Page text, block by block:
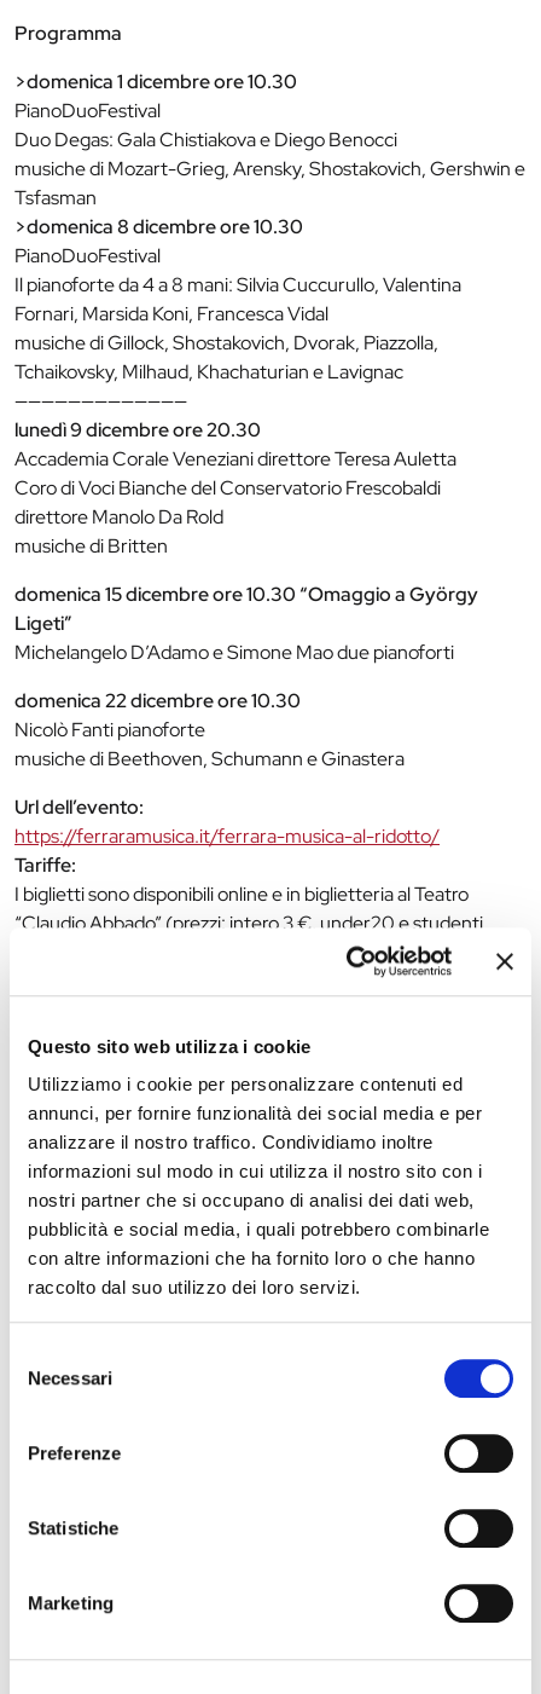
Questo sito web utilizza i cookie
Utilizziamo i cookie per personalizzare contenuti ed
annunci, per fornire funzionalità dei social media e per
analizzare il nostro traffico. Condividiamo inoltre
informazioni sul modo in cui utilizza il nostro sito con i
nostri partner che si occupano di analisi dei dati web,
pubblicità e social media, i quali potrebbero combinarle
con altre informazioni che ha fornito loro o che hanno
raccolto dal suo utilizzo dei loro servizi.
delNecessari
Preferenze
Statistiche
Marketing
Programma
>domenica 1 dicembre ore 10.30
PianoDuoFestival
Duo Degas: Gala Chistiakova e Diego Benocci
musiche di Mozart-Grieg, Arensky, Shostakovich, Gershwin e
Tsfasman
>domenica 8 dicembre ore 10.30
PianoDuoFestival
Il pianoforte da 4 a 8 mani: Silvia Cuccurullo, Valentina
Fornari, Marsida Koni, Francesca Vidal
musiche di Gillock, Shostakovich, Dvorak, Piazzolla,
Tchaikovsky, Milhaud, Khachaturian e Lavignac
—————————————
lunedì 9 dicembre ore 20.30
Accademia Corale Veneziani direttore Teresa Auletta
Coro di Voci Bianche del Conservatorio Frescobaldi
direttore Manolo Da Rold
musiche di Britten
domenica 15 dicembre ore 10.30 “Omaggio a György
Ligeti”
Michelangelo D’Adamo e Simone Mao due pianoforti
domenica 22 dicembre ore 10.30
Nicolò Fanti pianoforte
musiche di Beethoven, Schumann e Ginastera
Url dell’evento:
https://ferraramusica.it/ferrara-musica-al-ridotto/
Tariffe:
I biglietti sono disponibili online e in biglietteria al Teatro
“Claudio Abbado” (prezzi: intero 3 €, under20 e studenti
Conservatorio Frescobaldi 1 €), anche un’ora prima di ogni
In omaggio agli abbonati della Stagione Concertistica sino ad
Contatti:
Biglietteria Teatro Comunale di Ferrara “Claudio Abbado” –
C.so Martiri della Libertà 5
phone 0532 202675
mailbiglietteria@teatrocomunaleferrara.it
The editorial team is not responsible for any inaccuracies or
changes in the program of events reported. In case of
cancellation, variation, modification of the information of an
event you can write to